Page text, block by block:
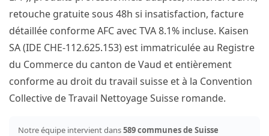
retouche gratuite sous 48h si insatisfaction, facture
détaillée conforme AFC avec TVA 8.1% incluse. Kaisen
SA (IDE CHE-112.625.153) est immatriculée au Registre
du Commerce du canton de Vaud et entièrement
conforme au droit du travail suisse et à la Convention
Collective de Travail Nettoyage Suisse romande.
Notre équipe intervient dans589 communes de Suisse